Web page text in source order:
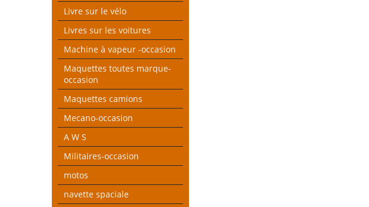
Livre sur le vélo
Livres sur les voitures
Machine à vapeur -occasion
Maquettes toutes marque-
occasion
Maquettes camions
Mecano-occasion
A W S
Militaires-occasion
motos
navette spaciale